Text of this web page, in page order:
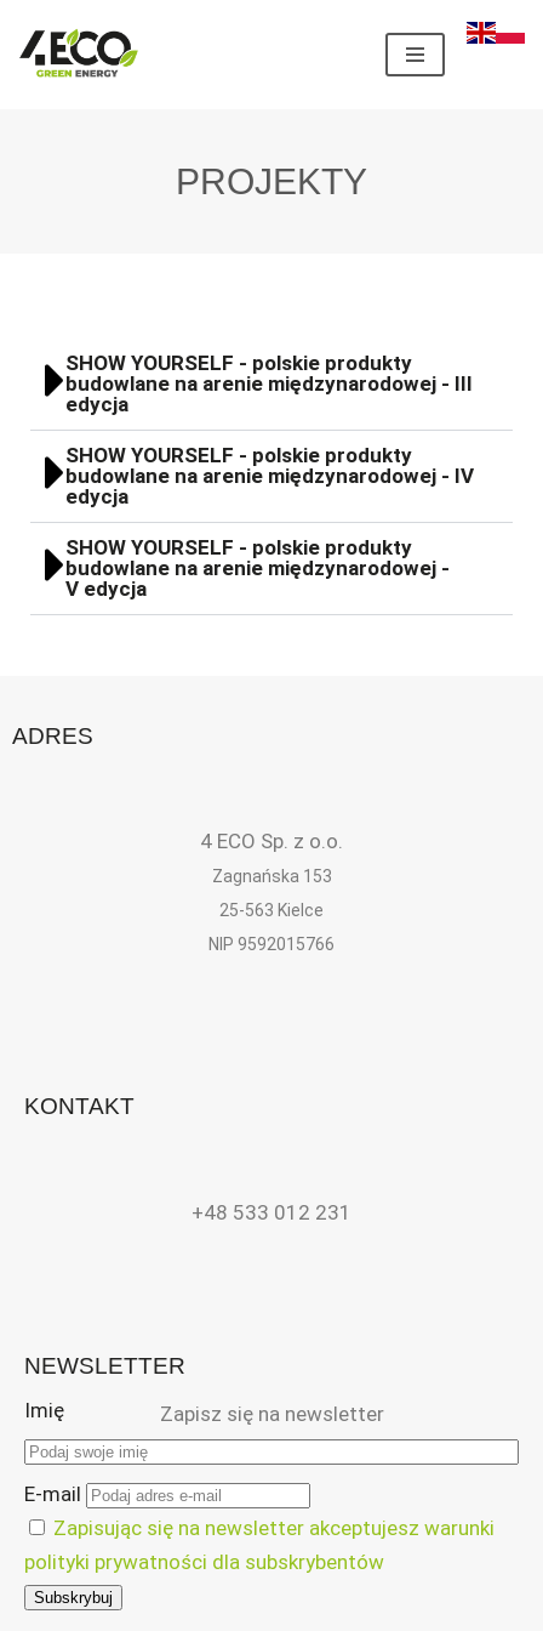
Przejdź
PROJEKTY
SHOW YOURSELF - polskie produkty
budowlane na arenie międzynarodowej - III
edycja
SHOW YOURSELF - polskie produkty
budowlane na arenie międzynarodowej - IV
edycja
SHOW YOURSELF - polskie produkty
budowlane na arenie międzynarodowej -
V edycja
ADRES
4 ECO Sp. z o.o.
Zagnańska 153
25-563 Kielce
NIP 9592015766
KONTAKT
+48 533 012 231
NEWSLETTER
Zapisz się na newsletter
Imię
E-mail
Zapisując się na newsletter akceptujesz warunki
polityki prywatności dla subskrybentów